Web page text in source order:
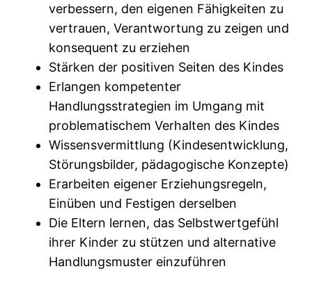
verbessern, den eigenen Fähigkeiten zu
vertrauen, Verantwortung zu zeigen und
konsequent zu erziehen
Stärken der positiven Seiten des Kindes
Erlangen kompetenter
Handlungsstrategien im Umgang mit
problematischem Verhalten des Kindes
Wissensvermittlung (Kindesentwicklung,
Störungsbilder, pädagogische Konzepte)
Erarbeiten eigener Erziehungsregeln,
Einüben und Festigen derselben
Die Eltern lernen, das Selbstwertgefühl
ihrer Kinder zu stützen und alternative
Handlungsmuster einzuführen